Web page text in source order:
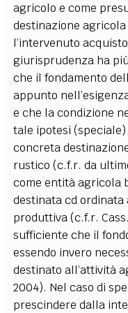
agricolo e come
destinazione
l’intervenuto
giurisprudenza ha
che il fondamento
appunto
e che la condizione
tale ipotesi
concreta
rustico (c.f.r. da
come entità agricola
destinata cd
produttiva (c.f.r.
sufficiente che il
essendo invero
destinato all’attività
2004). Nel caso di
prescindere dalla